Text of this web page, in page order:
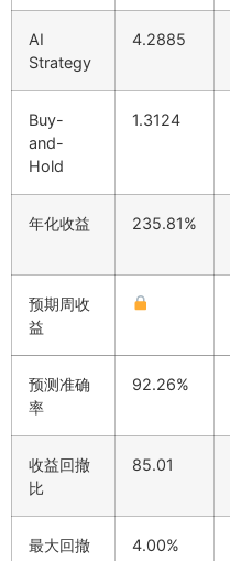
AI
Strategy
4.2885
Buy-
and-
Hold
1.3124
年化收益 235.81%
预期周收
益
预测准确
率
92.26%
收益回撤
比
85.01
最大回撤 4.00%